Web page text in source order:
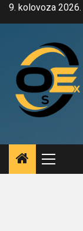
Skip9. kolovoza 2026.
Primary
Menu